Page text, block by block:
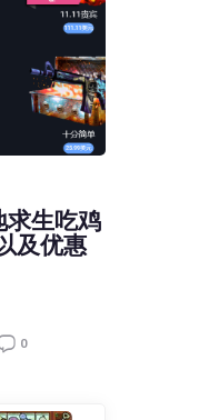
求生吃鸡
及优惠
0